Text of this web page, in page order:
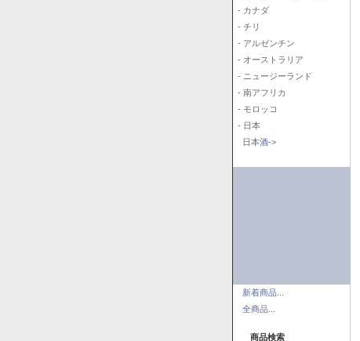
- カナダ
- チリ
- アルゼンチン
- オーストラリア
- ニュージーランド
- 南アフリカ
- モロッコ
- 日本
日本酒->
新着商品...
全商品...
商品検索